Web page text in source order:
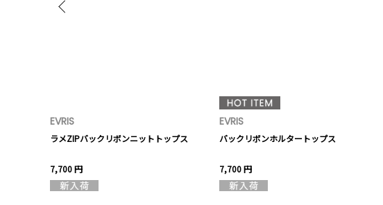
EVRIS
ラメZIPバックリボンニットトップス
7,700 円
EVRIS
バックリボンホルタートップス
7,700 円